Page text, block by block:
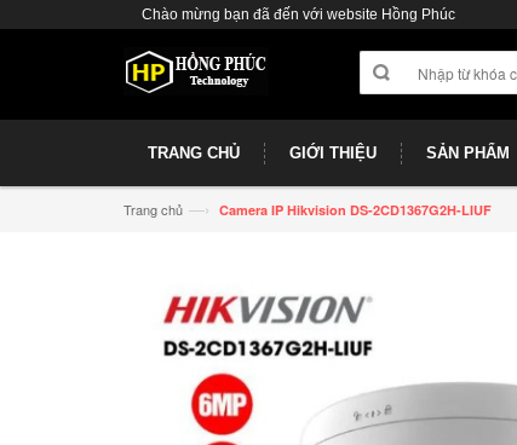
Chào mừng bạn đã đến với website Hồng Phúc
TRANG CHỦ GIỚI THIỆU SẢN PHẨM
Trang chủ —› Camera IP Hikvision DS-2CD1367G2H-LIUF